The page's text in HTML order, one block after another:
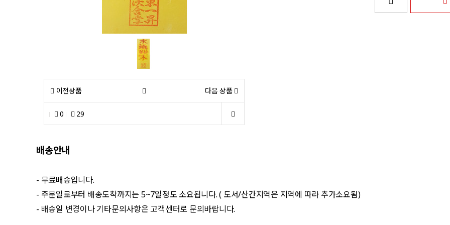
이전상품 다음 상품
0 29
배송안내
- 무료배송입니다.
- 주문일로부터 배송도착까지는 5~7일정도 소요됩니다. ( 도서/산간지역은 지역에 따라 추가소요됨)
- 배송일 변경이나 기타문의사항은 고객센터로 문의바랍니다.